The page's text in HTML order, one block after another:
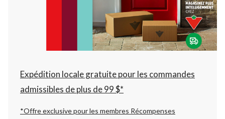
à
22:00
cliquer
pour
changer
Expédition locale gratuite pour les commandes
admissibles de plus de 99 $*
*Offre exclusive pour les membres Récompenses